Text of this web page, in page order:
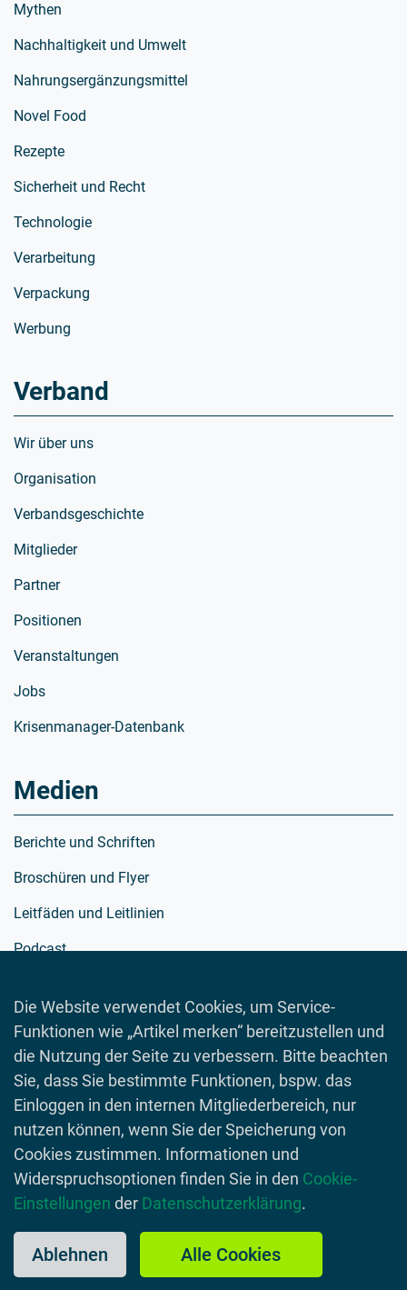
Die Website verwendet Cookies, um Service-
Funktionen wie „Artikel merken“ bereitzustellen und
die Nutzung der Seite zu verbessern. Bitte beachten
Sie, dass Sie bestimmte Funktionen, bspw. das
Einloggen in den internen Mitgliederbereich, nur
nutzen können, wenn Sie der Speicherung von
Cookies zustimmen. Informationen und
Widerspruchsoptionen finden Sie in den Cookie-
Einstellungen der Datenschutzerklärung.
Ablehnen Alle Cookies
Mythen
Nachhaltigkeit und Umwelt
Nahrungsergänzungsmittel
Novel Food
Rezepte
Sicherheit und Recht
Technologie
Verarbeitung
Verpackung
Werbung
Verband
Wir über uns
Organisation
Verbandsgeschichte
Mitglieder
Partner
Positionen
Veranstaltungen
Jobs
Krisenmanager-Datenbank
Medien
Berichte und Schriften
Broschüren und Flyer
Leitfäden und Leitlinien
Podcast
Spielewelt
Toolboxen
Videos
© 2026 Lebensmittelverband Deutschland
Impressum
Datenschutzerklärung Kontakt